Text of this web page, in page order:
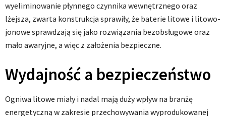
wyeliminowanie płynnego czynnika wewnętrznego oraz
lżejsza, zwarta konstrukcja sprawiły, że baterie litowe i litowo-
jonowe sprawdzają się jako rozwiązania bezobsługowe oraz
mało awaryjne, a więc z założenia bezpieczne.
Wydajność a bezpieczeństwo
Ogniwa litowe miały i nadal mają duży wpływ na branżę
energetyczną w zakresie przechowywania wyprodukowanej